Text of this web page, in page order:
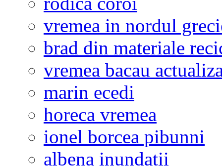
vremea in nordul
brad din materiale
vremea bacau
marin ecedi
horeca vremea
ionel borcea pibunni
albena inundatii